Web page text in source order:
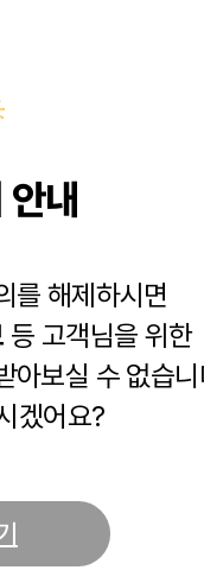
내
를 해제하시면
등 고객님을 위한
아보실 수 없습
겠어요?